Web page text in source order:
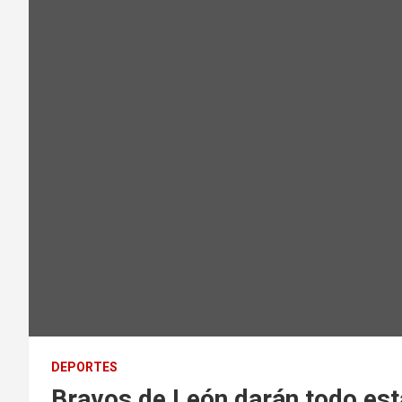
DEPORTES